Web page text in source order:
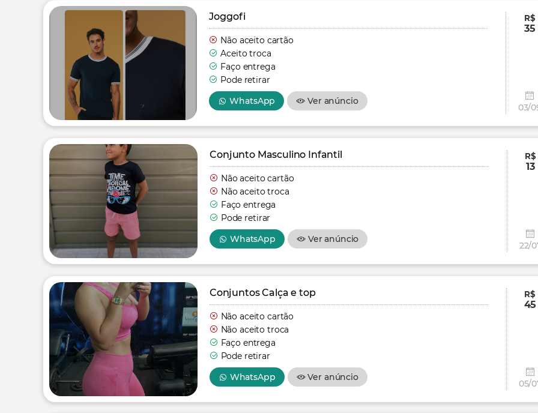
Joggofi
Não aceito cartão
Aceito troca
Faço entrega
Pode retirar
WhatsApp
Ver anúncio
R$
35
03/
Conjunto Masculino Infantil
Não aceito cartão
Não aceito troca
Faço entrega
Pode retirar
WhatsApp
Ver anúncio
R$
13
22/
Conjuntos Calça e top
Não aceito cartão
Não aceito troca
Faço entrega
Pode retirar
WhatsApp
Ver anúncio
R$
45
05/